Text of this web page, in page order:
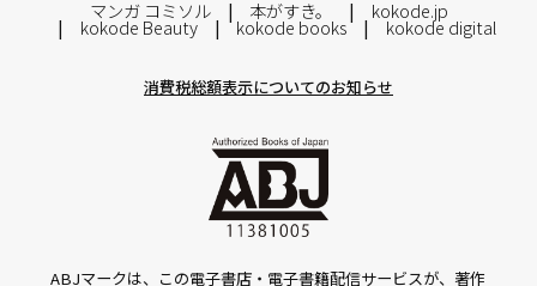
マンガ コミソル
本がすき。 kokode.jp
kokode Beauty kokode books kokode digital
消費税総額表示についてのお知らせ
ABJマークは、この電子書店・電子書籍配信サービスが、著作